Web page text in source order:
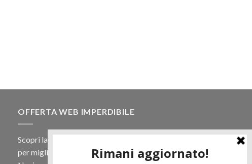
OFFERTA WEB IMPERDIBILE
Scopri la nostra offerta web! Un prezzo mai visto,
per migliaia di prodotti.